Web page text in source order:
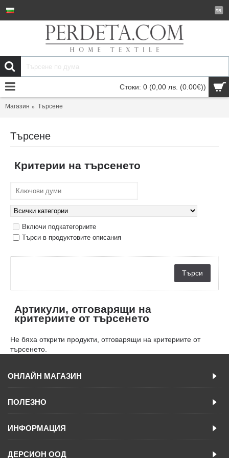
лв.
Стоки: 0 (0,00 лв. (0.00€))
Магазин Търсене
Търсене
Критерии на търсенето
Включи подкатегориите
Търси в продуктовите описания
Артикули, отговарящи на
критериите от търсенето
Не бяха открити продукти, отговарящи на критериите от
търсенето.
ОНЛАЙН МАГАЗИН
ПОЛЕЗНО
ИНФОРМАЦИЯ
ДЕРСИОН ООД